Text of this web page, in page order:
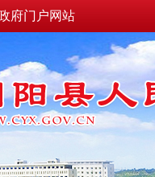
府门户网站